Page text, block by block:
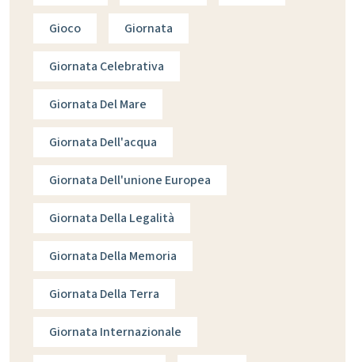
Gioco Giornata
Giornata Celebrativa
Giornata Del Mare
Giornata Dell'acqua
Giornata Dell'unione Europea
Giornata Della Legalità
Giornata Della Memoria
Giornata Della Terra
Giornata Internazionale